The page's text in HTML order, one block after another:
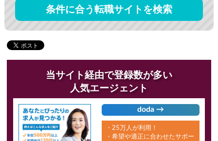
条件に合う転職サイトを検索
当サイト経由で登録数が多い
人気エージェント
doda →
・25万人が利用！
・希望や適正に合わせたサポー